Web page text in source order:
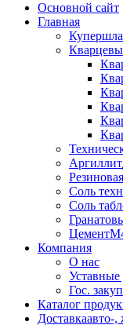
Основной сайт
Главная
Аргиллит
Соль
Соль
Цемент
Компания
О нас
Гос.
Каталог
Доставкаавто-,